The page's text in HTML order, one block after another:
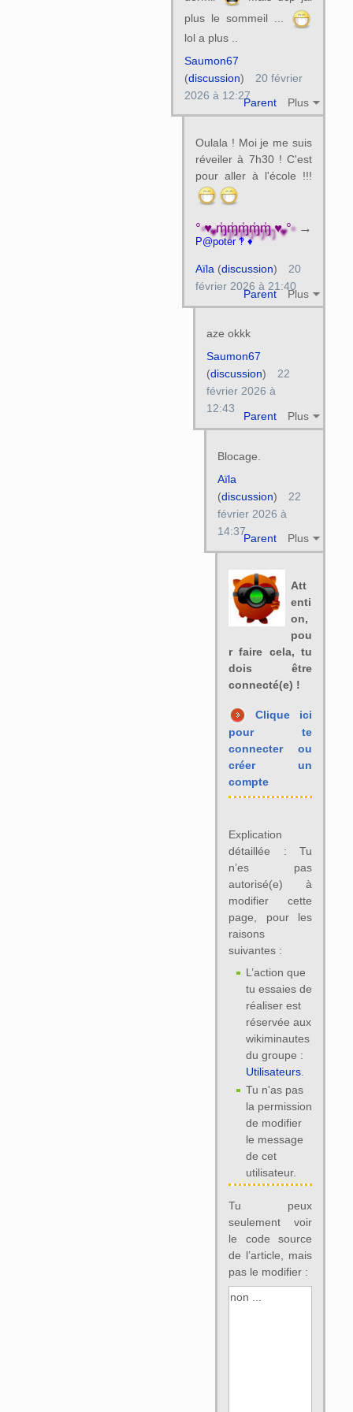
plus le sommeil ...
lol a plus ..
Parent Plus
Saumon67
(discussion)
20 février
2026 à 12:27
Oulala ! Moi je me suis
réveiler à 7h30 ! C'est
pour aller à l'école !!!
°♥ɱ̍ɱ̍ɱ̍ɱ̍ɱ̍♥°→
P@poter ‽ ♦
Parent Plus
Aïla (discussion)
20
février 2026 à 21:40
aze okkk
Parent Plus
Saumon67
(discussion)
22
février 2026 à
12:43
Blocage.
Parent Plus
Aïla
(discussion)
22
février 2026 à
14:37
Att
enti
on,
pou
r faire cela, tu
dois être
connecté(e) !
Clique ici
pour te
connecter ou
créer un
compte
Explication
détaillée : Tu
n’es pas
autorisé(e) à
modifier cette
page, pour les
raisons
suivantes :
L’action que
tu essaies de
réaliser est
réservée aux
wikiminautes
du groupe :
Utilisateurs.
Tu n'as pas
la permission
de modifier
le message
de cet
utilisateur.
Tu peux
seulement voir
le code source
de l’article, mais
pas le modifier :